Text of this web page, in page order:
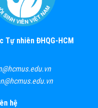
Tự nhiên ĐHQG-HCM
hệ